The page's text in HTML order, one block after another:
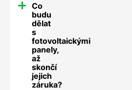
Co
budu
dělat
s
fotovoltaickými
panely,
až
skončí
jejich
záruka?